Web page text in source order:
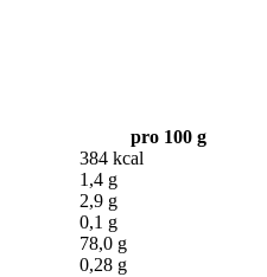
pro 100 g
384 kcal
1,4 g
2,9 g
0,1 g
78,0 g
0,28 g